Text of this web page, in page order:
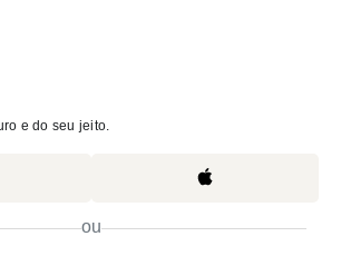
e do seu jeito.
ou